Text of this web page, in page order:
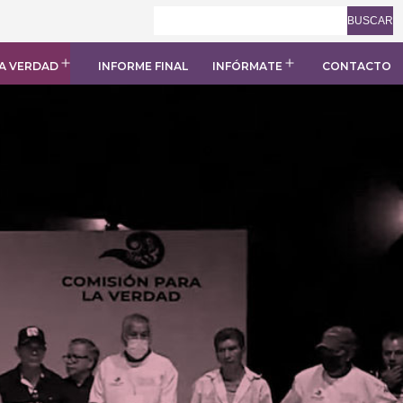
BUSCAR
VERDAD Abrir
el
INFORME FINAL INFÓRMATE Abrir
el
CONTACTO